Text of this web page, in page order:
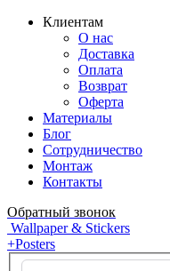
Клиентам
О нас
Доставка
Оплата
Возврат
Оферта
Материалы
Блог
Сотрудничество
Монтаж
Контакты
Обратный звонок
Wallpaper & Stickers
+Posters